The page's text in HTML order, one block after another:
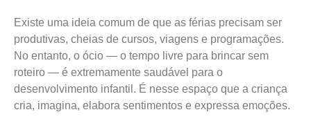
Existe uma ideia comum de que as férias precisam ser
produtivas, cheias de cursos, viagens e programações.
No entanto, o ócio — o tempo livre para brincar sem
roteiro — é extremamente saudável para o
desenvolvimento infantil. É nesse espaço que a criança
cria, imagina, elabora sentimentos e expressa emoções.